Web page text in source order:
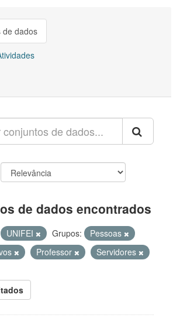
de dados
de dados encontrados
UNIFEI Grupos:
Pessoas
Professor
Servidores